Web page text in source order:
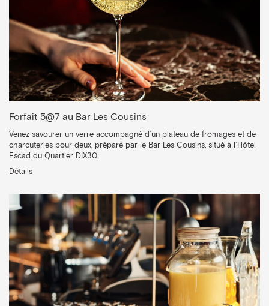
Forfait 5@7 au Bar Les Cousins
Venez savourer un verre accompagné d’un plateau de fromages et de
charcuteries pour deux, préparé par le Bar Les Cousins, situé à l’Hôtel
Escad du Quartier DIX30.
Détails